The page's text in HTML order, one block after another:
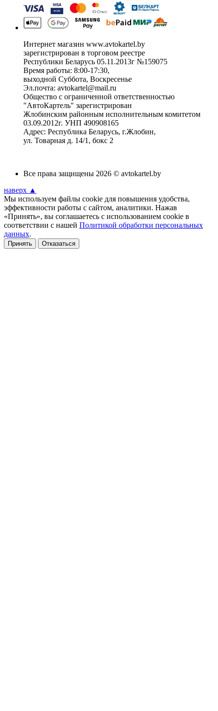
Интернет магазин www.avtokartel.by
зарегистрирован в торговом реестре
Республики Беларусь 05.11.2013г №159075
Время работы: 8:00-17:30,
выходной Суббота, Воскресенье
Эл.почта: avtokartel@mail.ru
Общество с ограниченной ответственностью
"АвтоКартель" зарегистрирован
Жлобинским районным исполнительным комитетом
03.09.2012г. УНП 490908165
Адрес: Республика Беларусь, г.Жлобин,
ул. Товарная д. 14/1, бокс 2
Все права защищены 2026 © avtokartel.by
наверх ▲
Мы используем файлы cookie для повышения удобства,
эффективности работы с сайтом, аналитики. Нажав
«Принять», вы соглашаетесь с использованием cookie в
соответствии с нашей Политикой обработки персональных
данных.
Принять Отказаться